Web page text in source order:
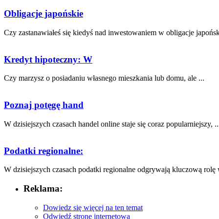
Obligacje japońskie
Czy zastanawiałeś ‌się ⁣kiedyś nad inwestowaniem w obligacje
Kredyt hipoteczny: W
Czy‍ marzysz o posiadaniu⁣ własnego mieszkania lub domu, ale ...
Poznaj potęgę hand
W dzisiejszych czasach⁢ handel online staje się coraz‍ popularniejszy,
Podatki regionalne:
W dzisiejszych ⁣czasach podatki​ regionalne odgrywają kluczową rolę
Reklama:
Dowiedz się więcej na ten temat
Odwiedź stronę internetową